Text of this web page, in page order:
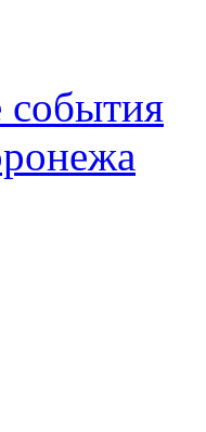
события